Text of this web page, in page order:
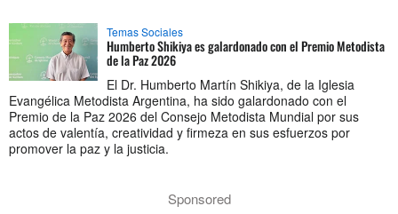
Temas Sociales
Humberto Shikiya es galardonado con el Premio Metodista
de la Paz 2026
El Dr. Humberto Martín Shikiya, de la Iglesia
Evangélica Metodista Argentina, ha sido galardonado con el
Premio de la Paz 2026 del Consejo Metodista Mundial por sus
actos de valentía, creatividad y firmeza en sus esfuerzos por
promover la paz y la justicia.
Sponsored